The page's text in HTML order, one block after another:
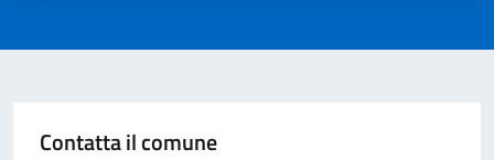
Contatta il comune